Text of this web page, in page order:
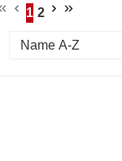
Seite
1
Seite
2